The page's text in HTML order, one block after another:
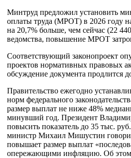
Минтруд предложил установить
оплаты труда (МРОТ) в 2026 году
на 20,7% больше, чем сейчас (22
ведомства, повышение МРОТ
Соответствующий законопроект
проектов нормативных правовых
обсуждение документа продлится
Правительство ежегодно
норм федерального
размер выплат не ниже 48%
минувший год. Президент
повысить показатель до 35 тыс.
министр Михаил Мишустин
повышает размер выплат
опережающими инфляцию. Об